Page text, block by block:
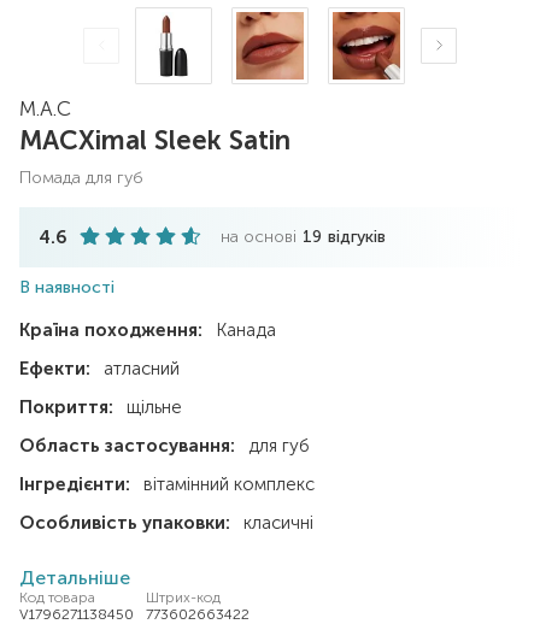
M.A.C
MACXimal Sleek Satin
помада для губ
4.6 на основі 19 відгуків
В наявності
Країна походження:
Канада
Ефекти:
атласний
Покриття:
щільне
Область застосування:
для губ
Інгредієнти:
вітамінний комплекс
Особливість упаковки:
класичні
Детальніше
Код товара
V1796271138450
Штрих-код
773602663422